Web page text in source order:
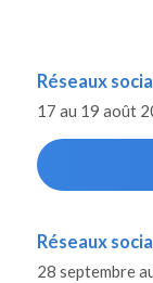
Réseaux
17 au 19 août
Réseaux
28 septembre